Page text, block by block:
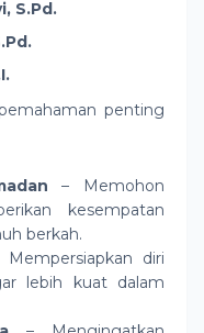
S.Pd.
penting
– Memohon
kesempatan
berkah.
Mempersiapkan diri
lebih kuat dalam